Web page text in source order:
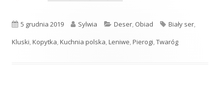
Opublikowano
5 grudnia 2019 Autor
Sylwia Kategorie
Deser, Obiad Tagi
Biały ser,
Kluski,Kopytka,Kuchnia polska,Leniwe,Pierogi,Twaróg